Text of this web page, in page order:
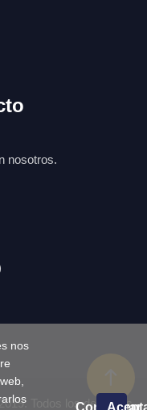
nosotros.
Todos los derechos
nos
Configurar